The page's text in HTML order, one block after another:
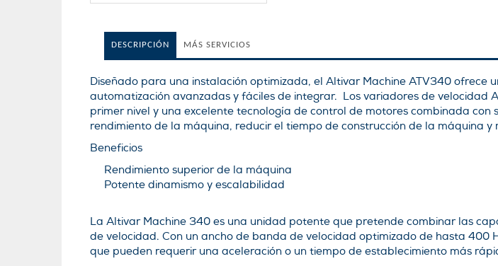
DESCRIPCIÓN MÁS SERVICIOS
Diseñado para una instalación optimizada, el Altivar Machine ATV340 ofrece
automatización avanzadas y fáciles de integrar. Los variadores de
primer nivel y una excelente tecnología de control de motores combinada
rendimiento de la máquina, reducir el tiempo de construcción de la máquina
Beneficios
Rendimiento superior de la máquina
Potente dinamismo y escalabilidad
La Altivar Machine 340 es una unidad potente que pretende combinar las
de velocidad. Con un ancho de banda de velocidad optimizado de hasta
que pueden requerir una aceleración o un tiempo de establecimiento más